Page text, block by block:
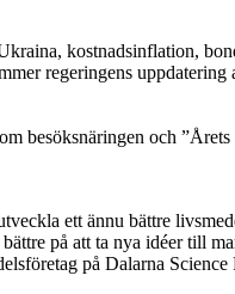
kostnadsinflation,
regeringens uppdatering
besöksnäringen och
ett ännu bättre
på att ta nya idéer till
på Dalarna Science